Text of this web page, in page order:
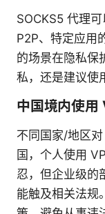
SOCKS5 代理
P2P、特定应用
的场景在隐私保
私，还是建议使
中国境内使用
不同国家/地区
国，个人使用
忍，但企业级的
能触及相关法规